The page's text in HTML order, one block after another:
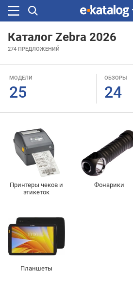
Искали
Каталог Zebra 2026
274 ПРЕДЛОЖЕНИЙ
МОДЕЛИ
25
ОБЗОРЫ
24
Принтеры чеков и
этикеток
Фонарики
Планшеты